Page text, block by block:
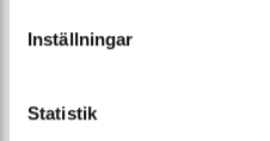
Inställningar
Statistik
Om er verksamhet